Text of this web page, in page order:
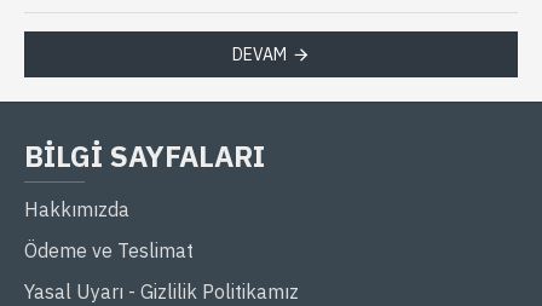
DEVAM
BILGI SAYFALARI
Hakkımızda
Ödeme ve Teslimat
Yasal Uyarı - Gizlilik Politikamız